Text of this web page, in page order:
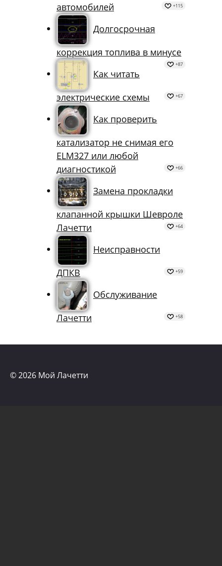
автомобилей
+115
Долгосрочная
коррекция топлива в минусе
+87
Как читать
электрические схемы
+67
Как проверить
катализатор не снимая его
ELM327 или любой
диагностикой
+66
Замена прокладки
клапанной крышки Шевроле
Лачетти
+64
Неисправности
ДПКВ
+59
Обслуживание
Лачетти
+58
© 2026 Мой Лачетти